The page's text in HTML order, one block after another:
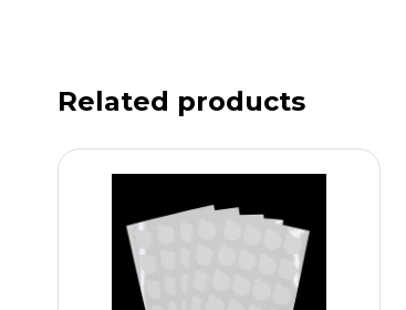
Related products